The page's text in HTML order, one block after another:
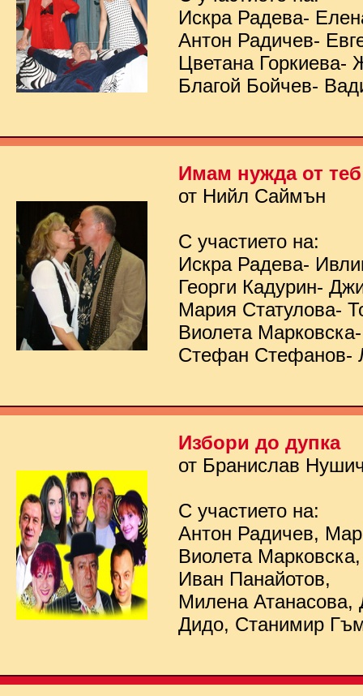
Искра Радева-
Антон Радичев-
Цветана Горкиева-
Благой Бойчев-
Имам нужда от теб
от Нийл Саймън
С участието на:
Искра Радева-
Георги Кадурин-
Мария Статулова-
Виолета
Стефан Стефанов-
Избори до дупка
от Бранислав
С участието на:
Антон Радичев,
Виолета
Иван Панайотов,
Милена Атанасова,
Дидо, Станимир